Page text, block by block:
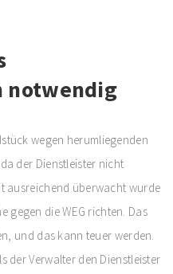
notwendig
wegen herumliegenden
der Dienstleister nicht
ausreichend überwacht wurde
gegen die WEG richten. Das
und das kann teuer werden.
der Verwalter den Dienstleister